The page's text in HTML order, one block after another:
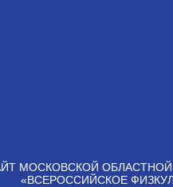
МОСКОВСКОЙ
«ВСЕРОССИЙСКОЕ